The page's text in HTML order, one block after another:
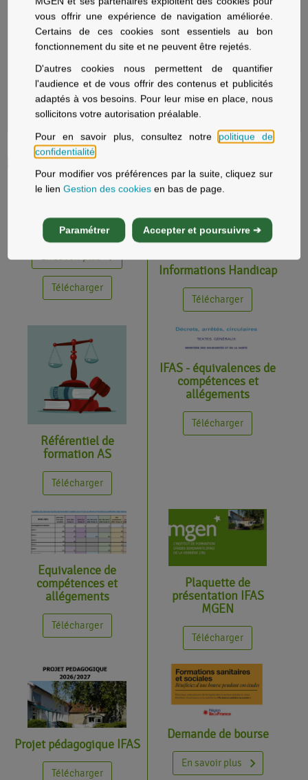
vous offrir une expérience de navigation améliorée.
Certains de ces cookies sont essentiels au bon
fonctionnement du site et ne peuvent être rejetés.
D'autres cookies nous permettent de quantifier
l'audience et de vous offrir des contenus et publicités
adaptés à vos besoins. Pour leur mise en place, nous
sollicitons votre autorisation préalable.
Pour en savoir plus, consultez notre politique de
confidentialité
Pour modifier vos préférences par la suite, cliquez sur
le lienGestion des cookies en bas de page.
Paramétrer Accepter et poursuivre ➔
IFAS Modalités
d'Admission
En savoir plus
IFAS LE METIER AIDE
SOIGNANT
En savoir plus
Documents
RNCP DEAS
En savoir plus
Télécharger
Informations Handicap
Télécharger
Référentiel de
formation AS
Télécharger
IFAS - équivalences de
compétences et
allégements
Télécharger
Equivalence de
compétences et
allégements
Télécharger
Plaquette de
présentation IFAS
MGEN
Télécharger
Projet pédagogique IFAS
Télécharger
Demande de bourse
En savoir plus